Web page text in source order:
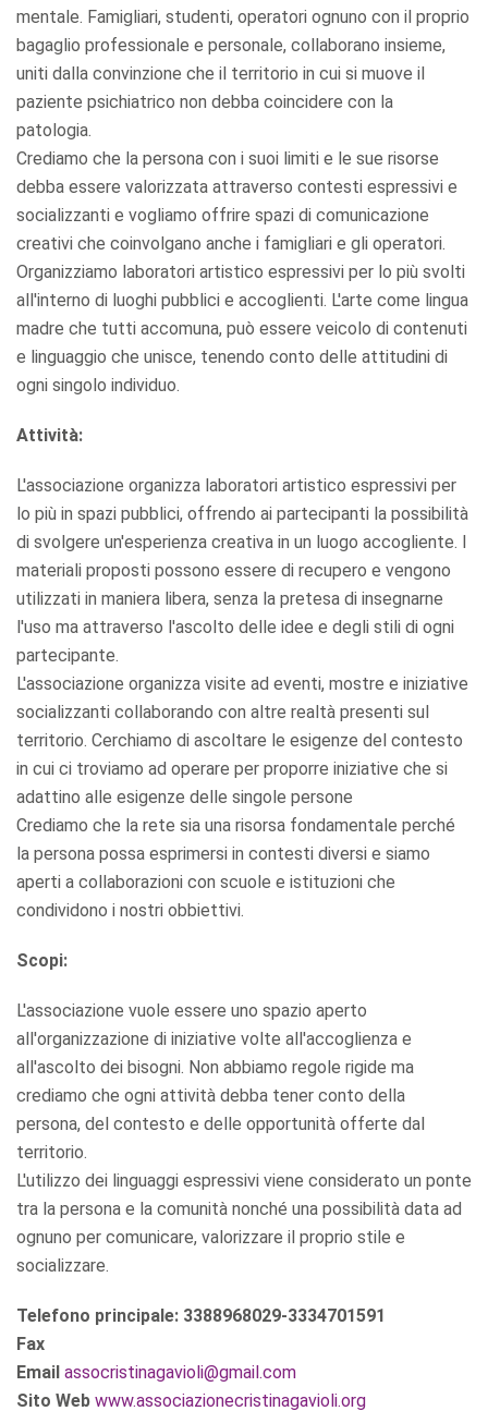
mentale. Famigliari, studenti, operatori ognuno con il proprio
bagaglio professionale e personale, collaborano insieme,
uniti dalla convinzione che il territorio in cui si muove il
paziente psichiatrico non debba coincidere con la
patologia.
Crediamo che la persona con i suoi limiti e le sue risorse
debba essere valorizzata attraverso contesti espressivi e
socializzanti e vogliamo offrire spazi di comunicazione
creativi che coinvolgano anche i famigliari e gli operatori.
Organizziamo laboratori artistico espressivi per lo più svolti
all'interno di luoghi pubblici e accoglienti. L'arte come lingua
madre che tutti accomuna, può essere veicolo di contenuti
e linguaggio che unisce, tenendo conto delle attitudini di
ogni singolo individuo.
Attività:
L'associazione organizza laboratori artistico espressivi per
lo più in spazi pubblici, offrendo ai partecipanti la possibilità
di svolgere un'esperienza creativa in un luogo accogliente. I
materiali proposti possono essere di recupero e vengono
utilizzati in maniera libera, senza la pretesa di insegnarne
l'uso ma attraverso l'ascolto delle idee e degli stili di ogni
partecipante.
L'associazione organizza visite ad eventi, mostre e iniziative
socializzanti collaborando con altre realtà presenti sul
territorio. Cerchiamo di ascoltare le esigenze del contesto
in cui ci troviamo ad operare per proporre iniziative che si
adattino alle esigenze delle singole persone
Crediamo che la rete sia una risorsa fondamentale perché
la persona possa esprimersi in contesti diversi e siamo
aperti a collaborazioni con scuole e istituzioni che
condividono i nostri obbiettivi.
Scopi:
L'associazione vuole essere uno spazio aperto
all'organizzazione di iniziative volte all'accoglienza e
all'ascolto dei bisogni. Non abbiamo regole rigide ma
crediamo che ogni attività debba tener conto della
persona, del contesto e delle opportunità offerte dal
territorio.
L'utilizzo dei linguaggi espressivi viene considerato un ponte
tra la persona e la comunità nonché una possibilità data ad
ognuno per comunicare, valorizzare il proprio stile e
socializzare.
Telefono principale: 3388968029-3334701591
Fax
Email assocristinagavioli@gmail.com
Sito Web www.associazionecristinagavioli.org